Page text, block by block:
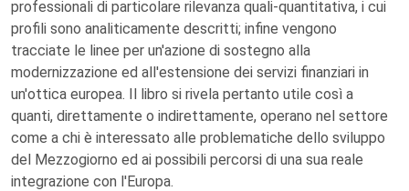
professionali di particolare rilevanza quali-quantitativa, i cui
profili sono analiticamente descritti; infine vengono
tracciate le linee per un'azione di sostegno alla
modernizzazione ed all'estensione dei servizi finanziari in
un'ottica europea. Il libro si rivela pertanto utile così a
quanti, direttamente o indirettamente, operano nel settore
come a chi è interessato alle problematiche dello sviluppo
del Mezzogiorno ed ai possibili percorsi di una sua reale
integrazione con l'Europa.